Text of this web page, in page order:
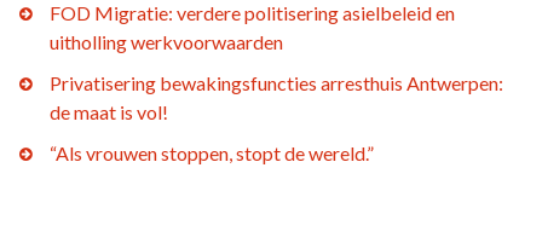
FOD Migratie: verdere politisering asielbeleid en
uitholling werkvoorwaarden
Privatisering bewakingsfuncties arresthuis Antwerpen:
de maat is vol!
“Als vrouwen stoppen, stopt de wereld.”